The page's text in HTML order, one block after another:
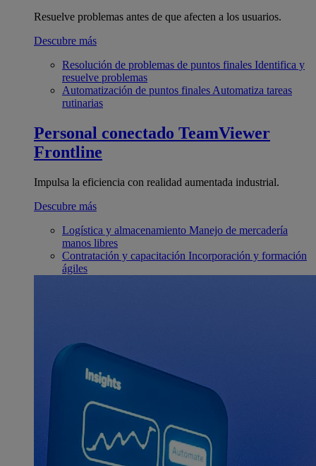
Resuelve problemas antes de que afecten a los usuarios.
Descubre más
Resolución de problemas de puntos finales Identifica y
resuelve problemas
Automatización de puntos finales Automatiza tareas
rutinarias
Personal conectado TeamViewer
Frontline
Impulsa la eficiencia con realidad aumentada industrial.
Descubre más
Logística y almacenamiento Manejo de mercadería
manos libres
Contratación y capacitación Incorporación y formación
ágiles